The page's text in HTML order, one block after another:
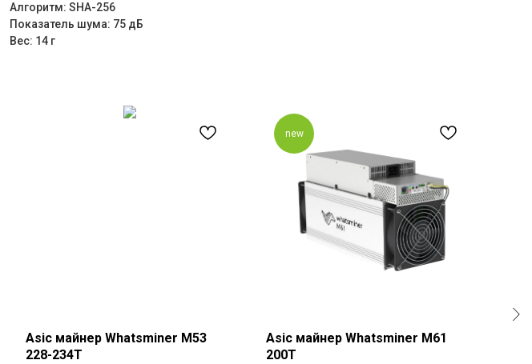
Алгоритм: SHA-256
Показатель шума: 75 дБ
Вес: 14 г
Asic майнер Whatsminer M53
228-234T
new
Asic майнер Whatsminer M61
200T